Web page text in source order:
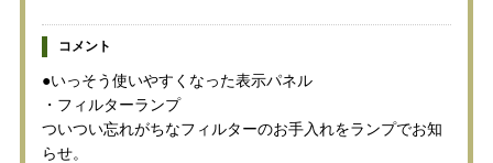
コメント
●いっそう使いやすくなった表示パネル
・フィルターランプ
ついつい忘れがちなフィルターのお手入れをランプでお知
らせ。